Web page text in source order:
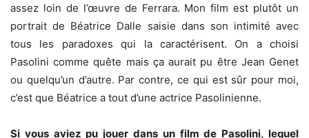
assez loin de l’œuvre de Ferrara. Mon film est plutôt un
portrait de Béatrice Dalle saisie dans son intimité avec
tous les paradoxes qui la caractérisent. On a choisi
Pasolini comme quête mais ça aurait pu être Jean Genet
ou quelqu’un d’autre. Par contre, ce qui est sûr pour moi,
c’est que Béatrice a tout d’une actrice Pasolinienne.
Si vous aviez pu jouer dans un film de Pasolini, lequel